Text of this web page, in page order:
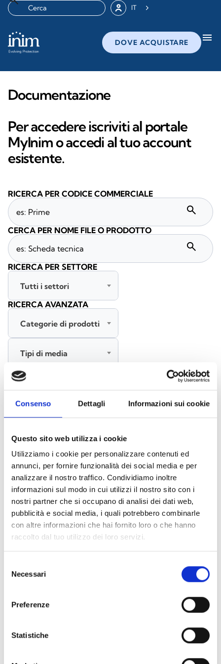
Consenso Dettagli Informazioni sui cookie
Questo sito web utilizza i cookie
Utilizziamo i cookie per personalizzare contenuti ed
annunci, per fornire funzionalità dei social media e per
analizzare il nostro traffico. Condividiamo inoltre
informazioni sul modo in cui utilizzi il nostro sito con i
nostri partner che si occupano di analisi dei dati web,
pubblicità e social media, i quali potrebbero combinarle
con altre informazioni che hai fornito loro o che hanno
raccolto dal tuo utilizzo dei loro servizi.
delNecessari
Preferenze
Statistiche
IT
DOVE ACQUISTARE menu
Documentazione
Per accedere iscriviti al portale
MyInim o accedi al tuo account
esistente.
Accessori Basi EB00 - Materiali(47)
Accessori per test dei rivelatori - Materiali
Accessori rivelatori Enea
Accessori Senseware
Accessori Serie Industrial
Air2-Aria/W
Documenti
Seleziona tutti
Accedi, prima di scaricare i contenuti con icona
lock
RICERCA PER CODICE COMMERCIALE
search
CERCA PER NOME FILE O PRODOTTO
search
RICERCA PER SETTORE
Tutti i settori
RICERCA AVANZATA
Categorie di prodotti
Tipi di media
Tutte le lingue
CERCA